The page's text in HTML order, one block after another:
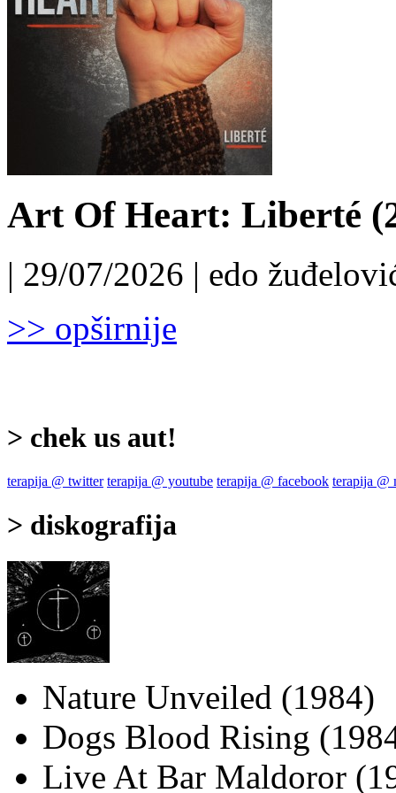
Art Of Heart: Liberté
| 29/07/2026 | edo
>> opširnije
> chek us aut!
terapija @ twitter terapija @ youtube terapija @ facebook terapija @
> diskografija
Nature Unveiled (1984)
Dogs Blood Rising
Live At Bar Maldoror